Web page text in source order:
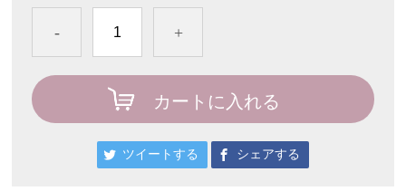
- +
カートに入れる
ツイートする シェアする